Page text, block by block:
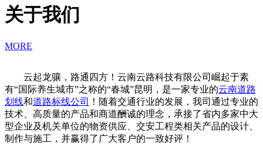
关于我们
MORE
云起龙骧，路通四方！云南云路科技有限公司崛起于素
有“国际养生城市”之称的“春城”昆明，是一家专业的云南道路
划线和道路标线公司
！随着交通行业的发展，我司通过专业的
技术、高质量的产品和商道酬诚的理念，承接了省内多家中大
型企业及机关单位的物资供应、交安工程类相关产品的设计、
制作与施工，并赢得了广大客户的一致好评！